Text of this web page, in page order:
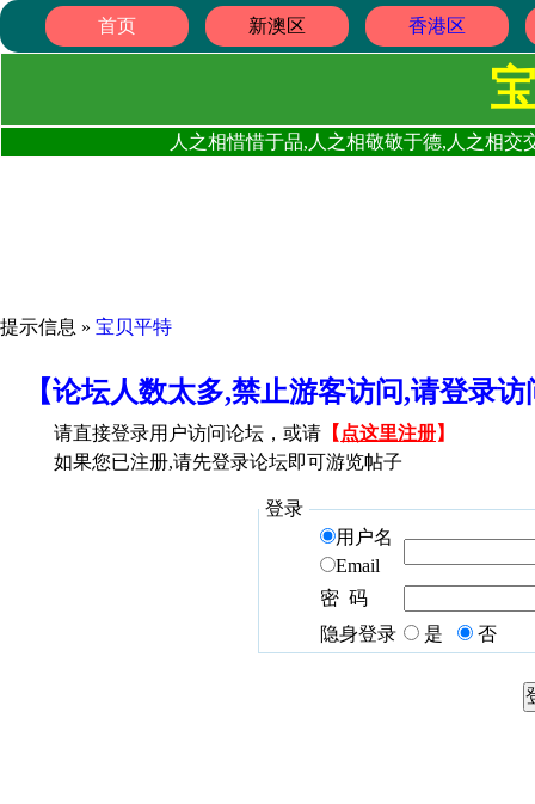
首页 新澳区 香港区
人之相惜惜于品,人之相敬敬于德,人之相
提示信息 » 宝贝平特
【论坛人数太多,禁止游客访问,请登录
请直接登录用户访问论坛，或请 【 点这里注册】
如果您已注册,请先登录论坛即可游览帖子
登录
用户名
Email
密 码
隐身登录
是 否